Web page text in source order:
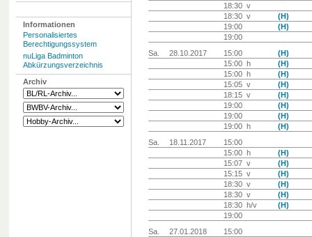
Informationen
Personalisiertes
Berechtigungssystem
nuLiga Badminton
Abkürzungsverzeichnis
Archiv
18:30 v
18:30 v
(H)
19:00
(H)
19:00
Sa.
28.10.2017 15:00
(H)
15:00 h
(H)
15:00 h
(H)
15:05 v
(H)
18:15 v
(H)
19:00
(H)
19:00
(H)
19:00 h
(H)
Sa.
18.11.2017
15:00
15:00 h
(H)
15:07 v
(H)
15:15 v
(H)
18:30 v
(H)
18:30 v
(H)
18:30 h/v
(H)
19:00
Sa.
27.01.2018
15:00